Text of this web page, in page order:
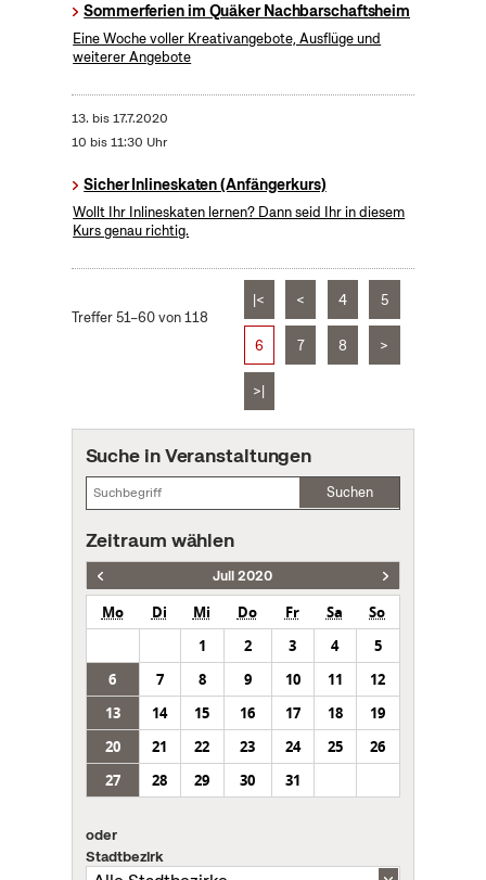
Sommerferien im Quäker Nachbarschaftsheim
Eine Woche voller Kreativangebote, Ausflüge und
weiterer Angebote
13. bis17.7.2020
10 bis 11:30 Uhr
Sicher Inlineskaten (Anfängerkurs)
Wollt Ihr Inlineskaten lernen? Dann seid Ihr in diesem
Kurs genau richtig.
Treffer 51–60 von 118
|< < 4 5
6 7 8 >
>|
Suche in Veranstaltungen
Suchen
Zeitraum wählen
Juli 2020
Mo Di Mi Do Fr Sa
So
1
2 3 4
5
6
7 8 9 10 11
12
13
14 15 16 17 18
19
20
21 22 23 24 25
26
27
28 29 30 31
oder
Stadtbezirk